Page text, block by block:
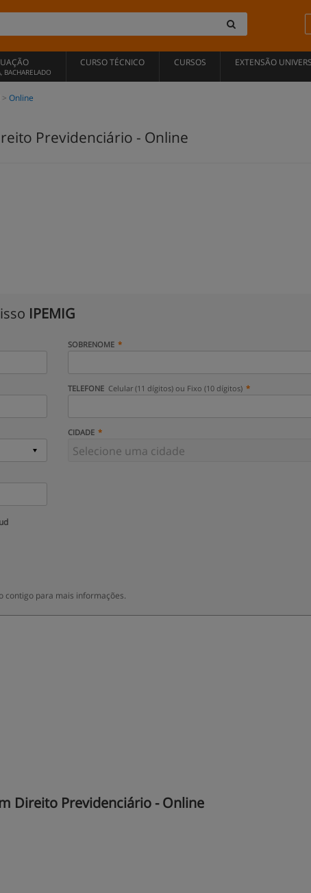
BACHARELADO
CURSO TÉCNICO CURSOS EXTENSÃO
Online
Previdenciário - Online
IPEMIG
SOBRENOME
TELEFONE Celular (11 dígitos) ou Fixo (10 dígitos)
CIDADE
contigo para mais informações.
Direito Previdenciário - Online